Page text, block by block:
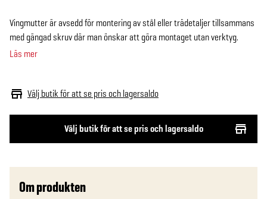
Välj butik för att se pris och lagersaldo
Välj butik för att se pris och lagersaldo
Vingmutter är avsedd för montering av stål eller trädetaljer tillsammans
med gängad skruv där man önskar att göra montaget utan verktyg.
Läs mer
Om produkten